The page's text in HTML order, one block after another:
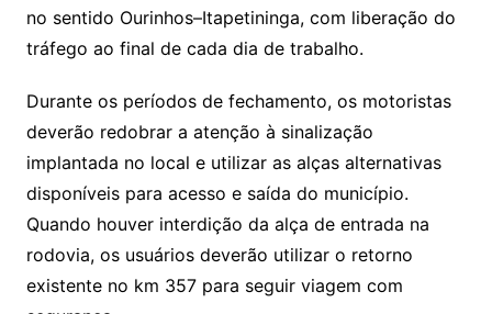
no sentido Ourinhos–Itapetininga, com liberação do
tráfego ao final de cada dia de trabalho.
Durante os períodos de fechamento, os motoristas
deverão redobrar a atenção à sinalização
implantada no local e utilizar as alças alternativas
disponíveis para acesso e saída do município.
Quando houver interdição da alça de entrada na
rodovia, os usuários deverão utilizar o retorno
existente no km 357 para seguir viagem com